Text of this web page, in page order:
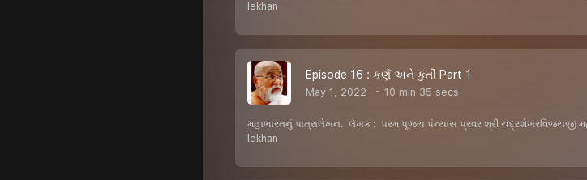
lekhan
Episode 16 : કર્ણ અને કુંતી Part 1
May 1, 2022 10 min 35 secs
મહાભારતનું પાત્રાલેખન. લેખક : પરમ પૂજ્ય પંન્યાસ પ્રવર શ્રી ચંદ્રશેખરવિજયજી
lekhan